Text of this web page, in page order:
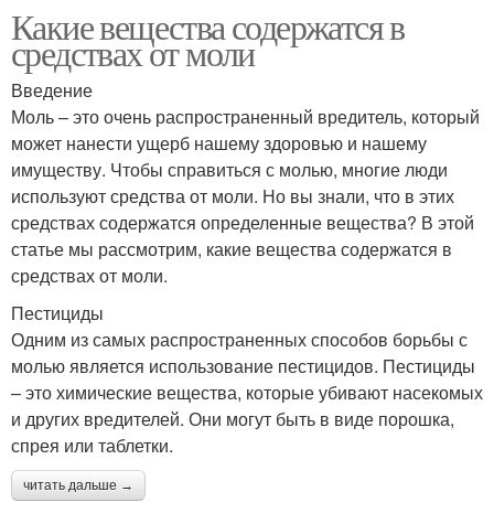
Какие вещества содержатся в
средствах от моли
Введение
Моль – это очень распространенный вредитель, который
может нанести ущерб нашему здоровью и нашему
имуществу. Чтобы справиться с молью, многие люди
используют средства от моли. Но вы знали, что в этих
средствах содержатся определенные вещества? В этой
статье мы рассмотрим, какие вещества содержатся в
средствах от моли.
Пестициды
Одним из самых распространенных способов борьбы с
молью является использование пестицидов. Пестициды
– это химические вещества, которые убивают насекомых
и других вредителей. Они могут быть в виде порошка,
спрея или таблетки.
читать дальше →